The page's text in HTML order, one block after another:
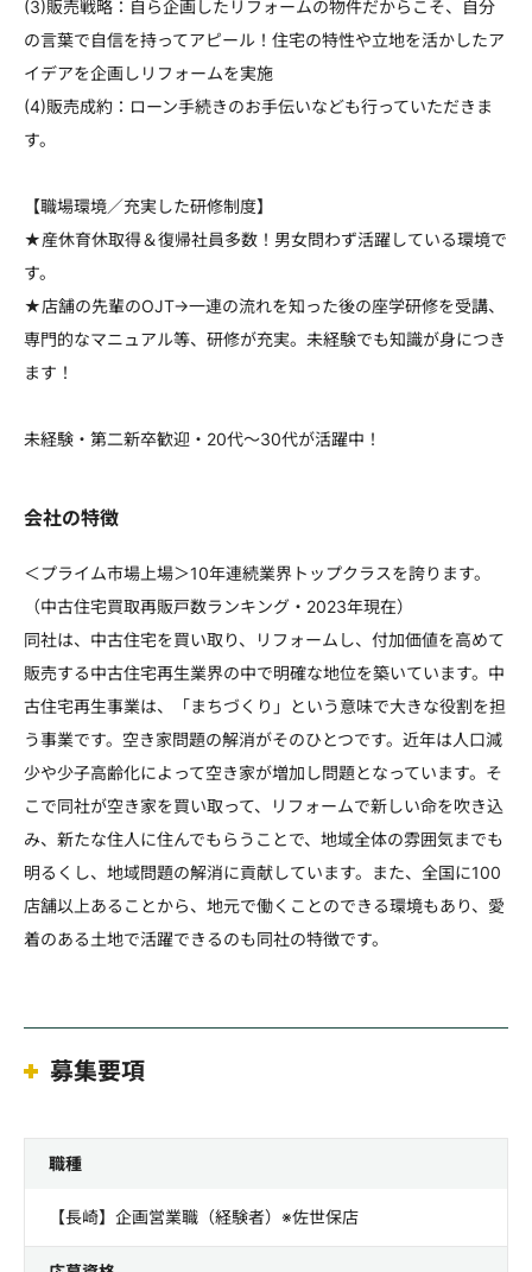
(3)販売戦略：自ら企画したリフォームの物件だからこそ、自分
の言葉で自信を持ってアピール！住宅の特性や立地を活かしたア
イデアを企画しリフォームを実施
(4)販売成約：ローン手続きのお手伝いなども行っていただきま
す。
【職場環境／充実した研修制度】
★産休育休取得＆復帰社員多数！男女問わず活躍している環境で
す。
★店舗の先輩のOJT→一連の流れを知った後の座学研修を受講、
専門的なマニュアル等、研修が充実。未経験でも知識が身につき
ます！
未経験・第二新卒歓迎・20代～30代が活躍中！
会社の特徴
＜プライム市場上場＞10年連続業界トップクラスを誇ります。
（中古住宅買取再販戸数ランキング・2023年現在）
同社は、中古住宅を買い取り、リフォームし、付加価値を高めて
販売する中古住宅再生業界の中で明確な地位を築いています。中
古住宅再生事業は、「まちづくり」という意味で大きな役割を担
う事業です。空き家問題の解消がそのひとつです。近年は人口減
少や少子高齢化によって空き家が増加し問題となっています。そ
こで同社が空き家を買い取って、リフォームで新しい命を吹き込
み、新たな住人に住んでもらうことで、地域全体の雰囲気までも
明るくし、地域問題の解消に貢献しています。また、全国に100
店舗以上あることから、地元で働くことのできる環境もあり、愛
着のある土地で活躍できるのも同社の特徴です。
募集要項
職種
【長崎】企画営業職（経験者）※佐世保店